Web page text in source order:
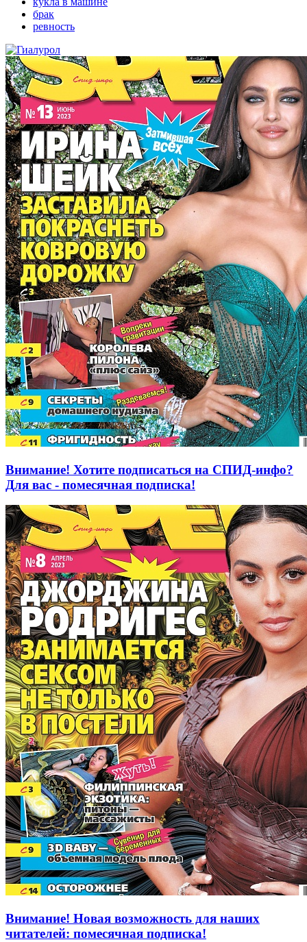
брак
ревность
Внимание! Хотите подписаться на СПИД-инфо?
Для вас - помесячная подписка!
Внимание! Новая возможность для наших
читателей: помесячная подписка!